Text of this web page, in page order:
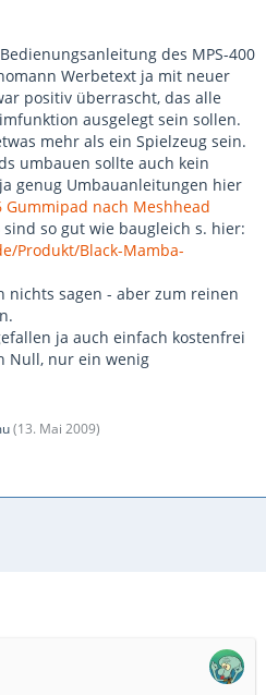
des MPS-400
Werbetext ja mit neuer
positiv überrascht, das alle
ausgelegt sein sollen.
mehr als ein Spielzeug sein.
umbauen sollte auch kein
genug Umbauanleitungen hier
Gummipad nach Meshhead
sind so gut wie baugleich s. hier:
Produkt/Black-Mamba-
nichts sagen - aber zum reinen
ja auch einfach kostenfrei
Null, nur ein wenig
(13. Mai 2009)